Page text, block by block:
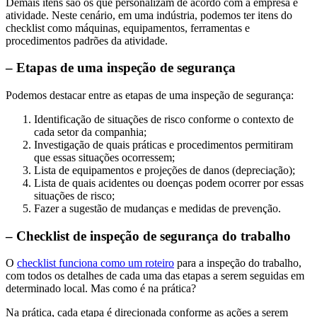
atividade. Neste cenário, em uma indústria, podemos ter itens do
checklist como máquinas, equipamentos, ferramentas e
procedimentos padrões da atividade.
– Etapas de uma inspeção de segurança
Podemos destacar entre as etapas de uma inspeção de segurança:
Identificação de situações de risco conforme o contexto de
cada setor da companhia;
Investigação de quais práticas e procedimentos permitiram
que essas situações ocorressem;
Lista de equipamentos e projeções de danos (depreciação);
Lista de quais acidentes ou doenças podem ocorrer por essas
situações de risco;
Fazer a sugestão de mudanças e medidas de prevenção.
– Checklist de inspeção de segurança do trabalho
O checklist funciona como um roteiro para a inspeção do trabalho,
com todos os detalhes de cada uma das etapas a serem seguidas em
determinado local. Mas como é na prática?
Na prática, cada etapa é direcionada conforme as ações a serem